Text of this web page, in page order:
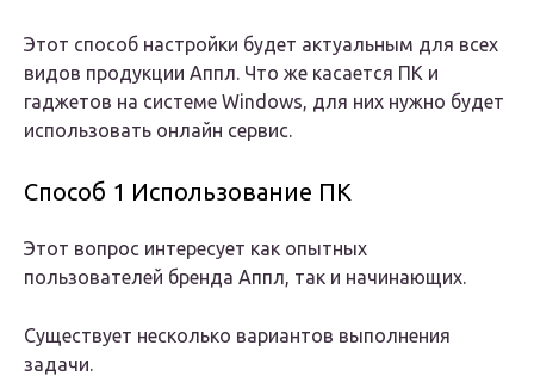
Этот способ настройки будет актуальным для всех
видов продукции Аппл. Что же касается ПК и
гаджетов на системе Windows, для них нужно будет
использовать онлайн сервис.
Способ 1 Использование ПК
Этот вопрос интересует как опытных
пользователей бренда Аппл, так и начинающих.
Существует несколько вариантов выполнения
задачи.